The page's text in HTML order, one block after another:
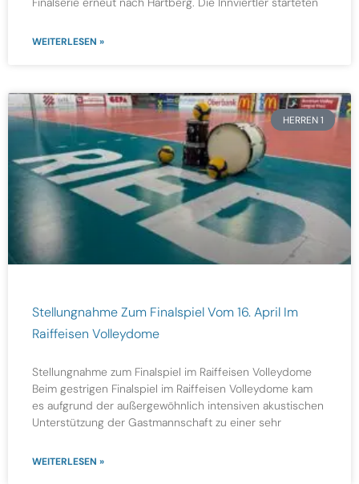
WEITERLESEN »
HERREN 1
Stellungnahme Zum Finalspiel Vom 16. April Im
Raiffeisen Volleydome
Stellungnahme zum Finalspiel im Raiffeisen Volleydome
Beim gestrigen Finalspiel im Raiffeisen Volleydome kam
es aufgrund der außergewöhnlich intensiven akustischen
Unterstützung der Gastmannschaft zu einer sehr
WEITERLESEN »